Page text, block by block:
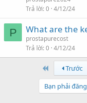
Trả lời 0 4/12/24
P What are the
prostapurecost
Trả lời 0 4/12/24
First Trước
Bạn phải